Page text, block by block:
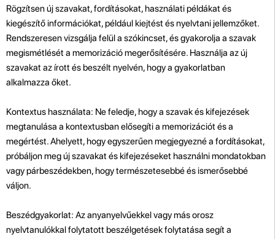
Rögzítsen új szavakat, fordításokat, használati példákat és
kiegészítő információkat, például kiejtést és nyelvtani jellemzőket.
Rendszeresen vizsgálja felül a szókincset, és gyakorolja a szavak
megismétlését a memorizáció megerősítésére. Használja az új
szavakat az írott és beszélt nyelvén, hogy a gyakorlatban
alkalmazza őket.
Kontextus használata: Ne feledje, hogy a szavak és kifejezések
megtanulása a kontextusban elősegíti a memorizációt és a
megértést. Ahelyett, hogy egyszerűen megjegyezné a fordításokat,
próbáljon meg új szavakat és kifejezéseket használni mondatokban
vagy párbeszédekben, hogy természetesebbé és ismerősebbé
váljon.
Beszédgyakorlat: Az anyanyelvűekkel vagy más orosz
nyelvtanulókkal folytatott beszélgetések folytatása segít a